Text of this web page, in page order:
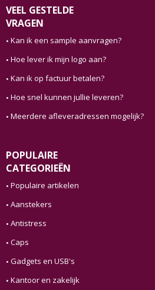
VEEL GESTELDE
VRAGEN
Kan ik een sample aanvragen?
Hoe lever ik mijn logo aan?
Kan ik op factuur betalen?
Hoe snel kunnen jullie leveren?
Meerdere afleveradressen mogelijk?
POPULAIRE
CATEGORIEËN
Populaire artikelen
Aanstekers
Antistress
Caps
Gadgets en USB's
Kantoor en zakelijk